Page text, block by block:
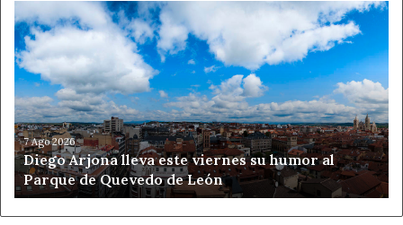
Diego
Arjona
lleva
este
viernes
su
humor
al
Parque
de
Quevedo
de
7 Ago 2026
Diego Arjona lleva este viernes su humor al
Parque de Quevedo de León